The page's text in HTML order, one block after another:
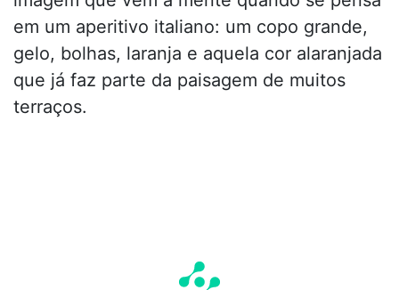
em um aperitivo italiano: um copo grande,
gelo, bolhas, laranja e aquela cor alaranjada
que já faz parte da paisagem de muitos
terraços.